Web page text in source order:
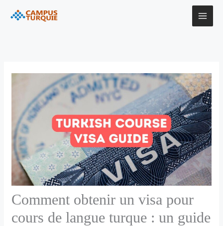
Comment obtenir un visa pour
cours de langue turque : un guide